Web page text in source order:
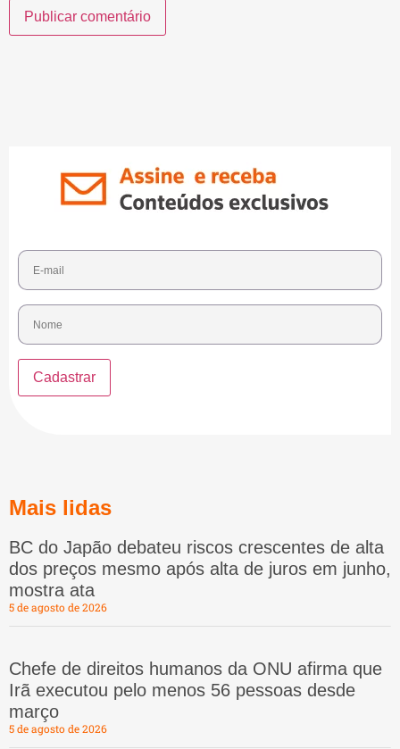
Mais lidas
BC do Japão debateu riscos crescentes de alta
dos preços mesmo após alta de juros em junho,
mostra ata
5 de agosto de 2026
Chefe de direitos humanos da ONU afirma que
Irã executou pelo menos 56 pessoas desde
março
5 de agosto de 2026